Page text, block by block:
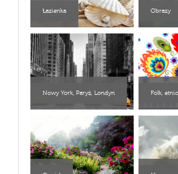
Łazienka Obrazy
Nowy York, Paryż, Londyn Folk,